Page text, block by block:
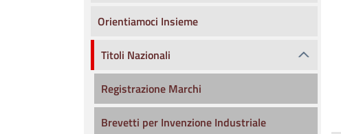
Orientiamoci Insieme
Titoli Nazionali
Registrazione Marchi
Brevetti per Invenzione Industriale